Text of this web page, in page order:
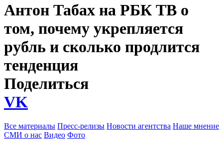
Антон Табах на РБК ТВ о
том, почему укрепляется
рубль и сколько продлится
тенденция
Поделиться
VK
Все материалы Пресс-релизы Новости агентства Наше мнение
СМИ о нас Видео Фото